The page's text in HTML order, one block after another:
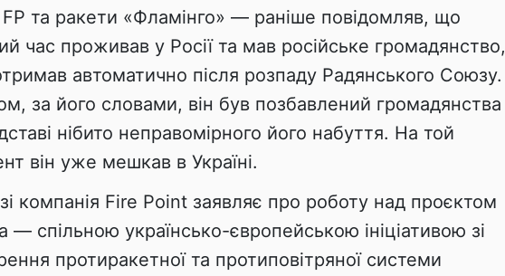
FP та ракети «Фламінго» — раніше повідомляв, що
час проживав у Росії та мав російське громадянство,
автоматично після розпаду Радянського Союзу.
за його словами, він був позбавлений громадянства
нібито неправомірного його набуття. На той
він уже мешкав в Україні.
компанія Fire Point заявляє про роботу над проєктом
— спільною українсько-європейською ініціативою зі
протиракетної та протиповітряної системи